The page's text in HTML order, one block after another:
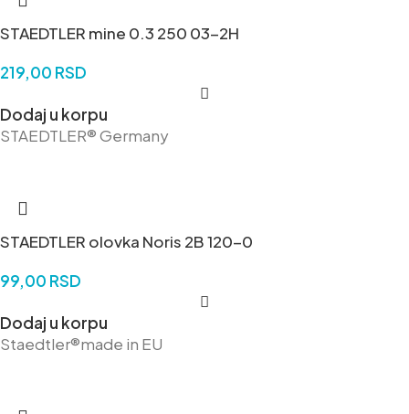
STAEDTLER mine 0.3 250 03-2H
219,00 RSD
Dodaj u korpu
STAEDTLER® Germany
STAEDTLER olovka Noris 2B 120-0
99,00 RSD
Dodaj u korpu
Staedtler®made in EU